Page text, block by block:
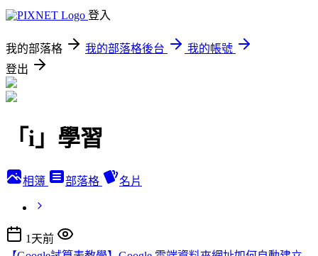
登入
我的部落格 我的部落格後台
我的帳號
登出
「i」學習
相簿 部落格 名片
1天前